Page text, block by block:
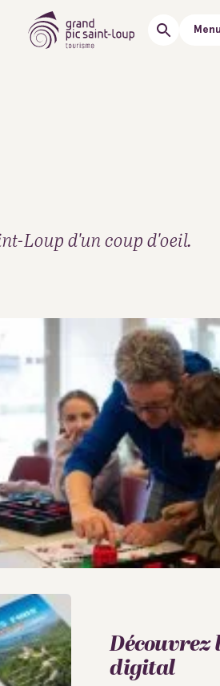
Menu
Loup d'un coup d'oeil.
Découvrez
digital